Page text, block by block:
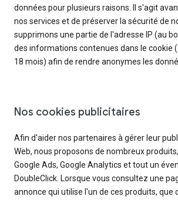
données pour plusieurs raisons. Il s'agit
nos services et de préserver la sécurité de
supprimons une partie de l'adresse IP (au
des informations contenues dans le cookie
18 mois) afin de rendre anonymes les
Nos cookies publicitaires
Afin d'aider nos partenaires à gérer leur
Web, nous proposons de nombreux
Google Ads, Google Analytics et tout un
DoubleClick. Lorsque vous consultez une
annonce qui utilise l'un de ces produits, que